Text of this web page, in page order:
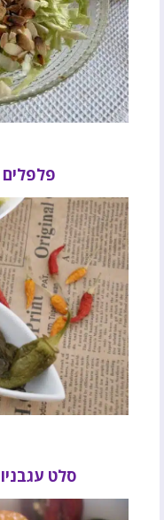
פלפלים
סלט